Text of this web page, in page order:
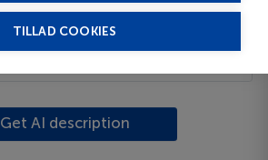
TILLAD COOKIES
Get AI description